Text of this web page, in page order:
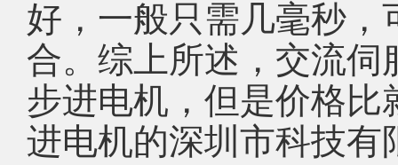
好，一般只需几毫秒
合。综上所述，交流
步进电机，但是价格
进电机的深圳市科技